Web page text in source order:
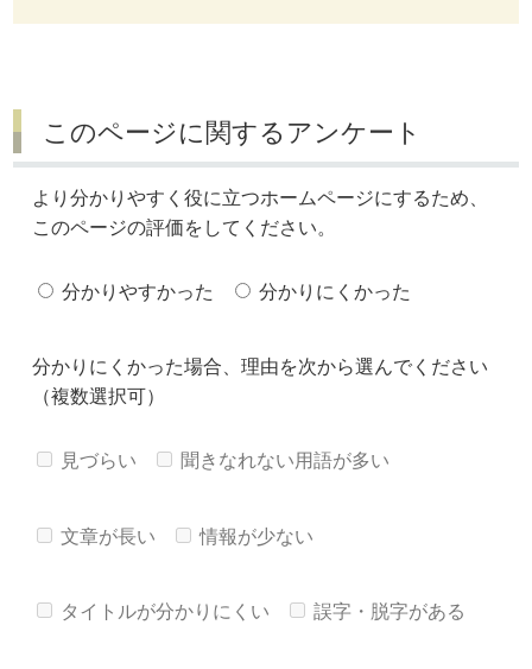
このページに関するアンケート
より分かりやすく役に立つホームページにするため、
このページの評価をしてください。
分かりやすかった 分かりにくかった
分かりにくかった場合、理由を次から選んでください
（複数選択可）
見づらい 聞きなれない用語が多い
文章が長い 情報が少ない
タイトルが分かりにくい 誤字・脱字がある